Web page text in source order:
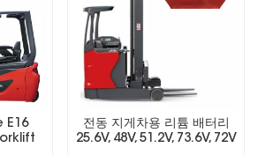
E16
전동 지게차용 리튬 배터리
25.6V, 48V, 51.2V, 73.6V, 72V